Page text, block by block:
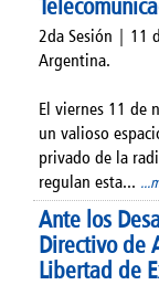
2da Sesión | 11
Argentina.
El viernes 11 de
un valioso
privado de la
regulan esta...
Ante los
Directivo de
Libertad de